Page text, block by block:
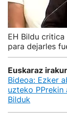
EH Bildu
para dejarles
Euskaraz
Bideoa: Ezker
uzteko
Bilduk